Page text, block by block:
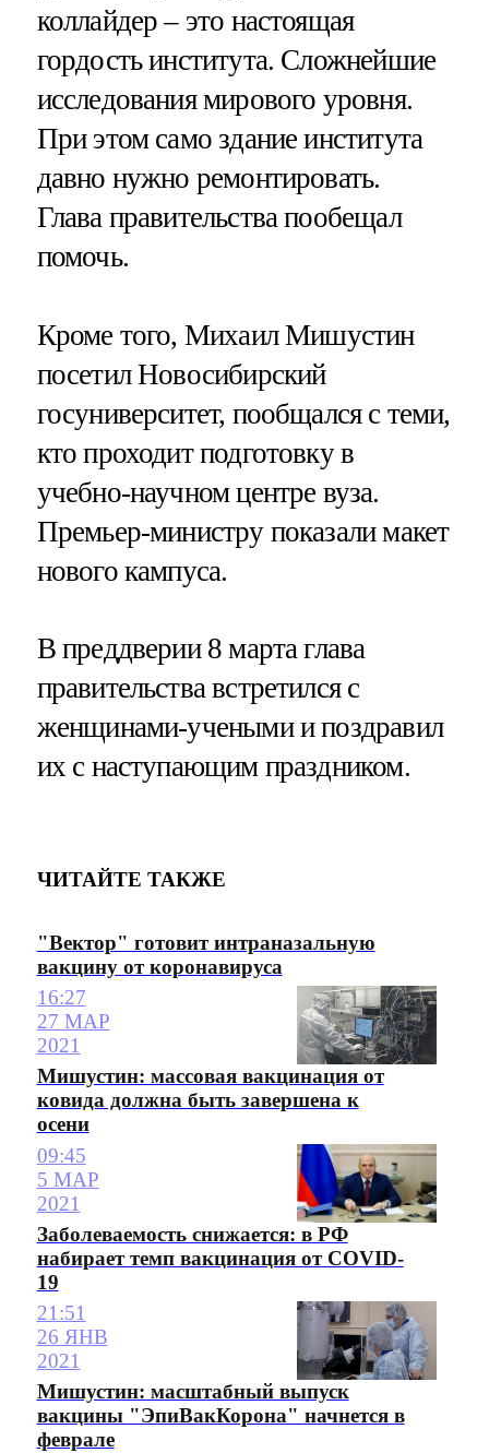
коллайдер – это настоящая
гордость института. Сложнейшие
исследования мирового уровня.
При этом само здание института
давно нужно ремонтировать.
Глава правительства пообещал
помочь.
Кроме того, Михаил Мишустин
посетил Новосибирский
госуниверситет, пообщался с теми,
кто проходит подготовку в
учебно-научном центре вуза.
Премьер-министру показали макет
нового кампуса.
В преддверии 8 марта глава
правительства встретился с
женщинами-учеными и поздравил
их с наступающим праздником.
ЧИТАЙТЕ ТАКЖЕ
"Вектор" готовит интраназальную
вакцину от коронавируса
16:27
27 МАР
2021
Мишустин: массовая вакцинация от
ковида должна быть завершена к
осени
09:45
5 МАР
2021
Заболеваемость снижается: в РФ
набирает темп вакцинация от COVID-
19
21:51
26 ЯНВ
2021
Мишустин: масштабный выпуск
вакцины "ЭпиВакКорона" начнется в
феврале